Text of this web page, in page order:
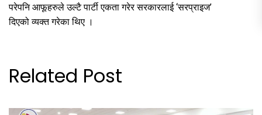
परेपनि आफूहरुले उल्टै पार्टी एकता गरेर सरकारलाई ‘सरप्राइज’
दिएको व्यक्त गरेका थिए ।
Related Post